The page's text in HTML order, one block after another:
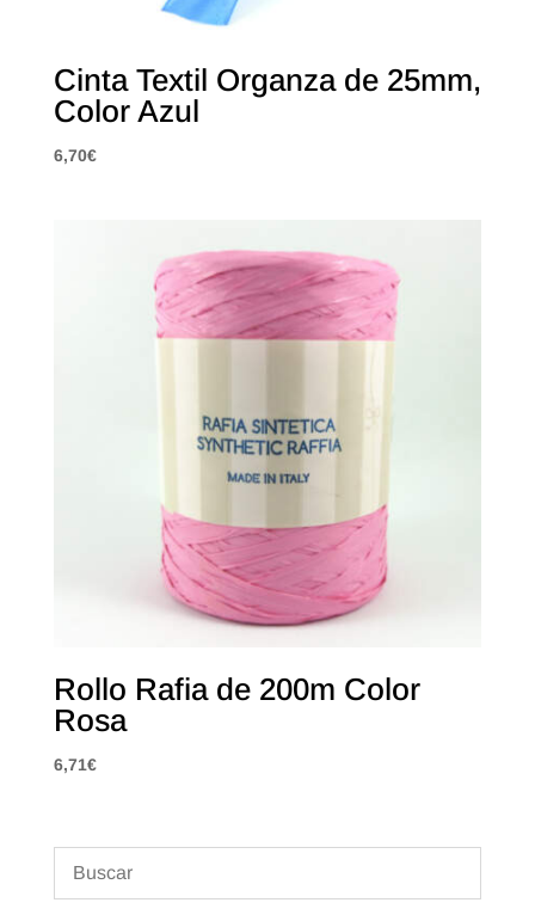
Cinta Textil Organza de 25mm,
Color Azul
6,70€
Rollo Rafia de 200m Color
Rosa
6,71€